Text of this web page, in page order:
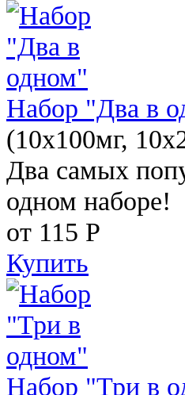
Набор "Два в
(10x100мг,
Два самых
одном наборе!
от 115 Р
Купить
Набор "Три в